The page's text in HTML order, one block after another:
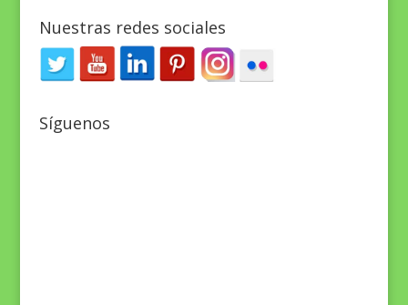
Nuestras redes sociales
Síguenos